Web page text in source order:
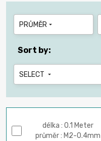
PRŮMĚR 
Sort by:
SELECT 
délka : 0.1 Meter
průměr : M2-0.4mm